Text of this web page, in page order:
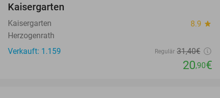
Kaisergarten
Kaisergarten 8.9 star
Herzogenrath
Verkauft: 1.159
Regulär 31,40€
20,90€